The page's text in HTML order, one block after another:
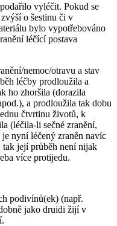
vyléčit. Pokud se
o šestinu či v
bylo vypotřebováno
léčící postava
nemoc/otravu a stav
léčby prodloužila a
ho zhoršila (dorazila
a prodloužila tak dobu
čtvrtinu životů, k
(léčila-li sečné zranění,
nyní léčený zraněn navíc
tak její průběh není nijak
více protijedu.
podivínů(ek) (např.
jako druidi žijí v